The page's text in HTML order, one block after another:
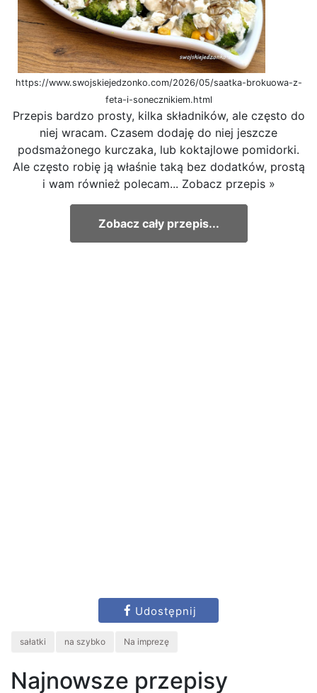
https://www.swojskiejedzonko.com/2026/05/saatka-brokuowa-z-
feta-i-sonecznikiem.html
Przepis bardzo prosty, kilka składników, ale często do
niej wracam. Czasem dodaję do niej jeszcze
podsmażonego kurczaka, lub koktajlowe pomidorki.
Ale często robię ją właśnie taką bez dodatków, prostą
i wam również polecam... Zobacz przepis »
Zobacz cały przepis...
Udostępnij
sałatki na szybko Na imprezę
Najnowsze przepisy